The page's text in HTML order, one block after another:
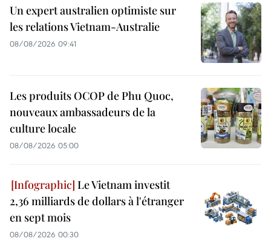
Un expert australien optimiste sur
les relations Vietnam-Australie
08/08/2026 09:41
Les produits OCOP de Phu Quoc,
nouveaux ambassadeurs de la
culture locale
08/08/2026 05:00
Le Vietnam investit
2,36 milliards de dollars à l'étranger
en sept mois
08/08/2026 00:30